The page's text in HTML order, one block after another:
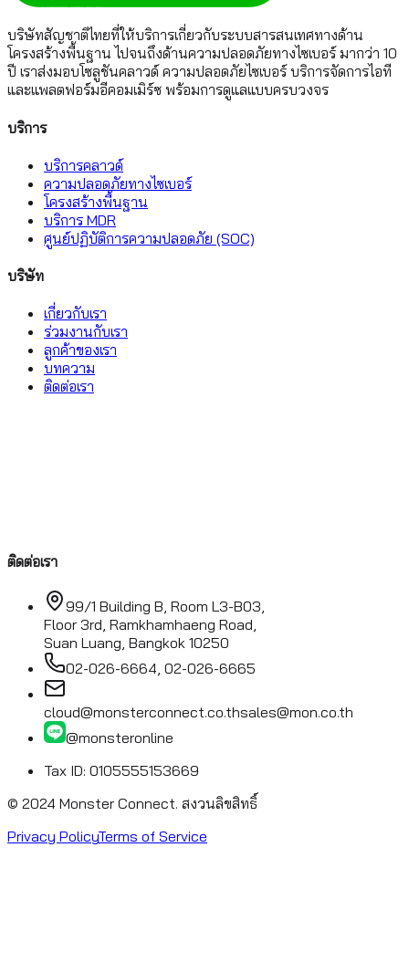
บริษัทสัญชาติไทยที่ให้บริการเกี่ยวกับระบบสารสนเทศทางด้าน
โครงสร้างพื้นฐาน ไปจนถึงด้านความปลอดภัยทางไซเบอร์ มากว่า 10
ปี เราส่งมอบโซลูชันคลาวด์ ความปลอดภัยไซเบอร์ บริการจัดการไอที
และแพลตฟอร์มอีคอมเมิร์ซ พร้อมการดูแลแบบครบวงจร
บริการ
บริการคลาวด์
ความปลอดภัยทางไซเบอร์
โครงสร้างพื้นฐาน
บริการ MDR
ศูนย์ปฏิบัติการความปลอดภัย (SOC)
บริษัท
เกี่ยวกับเรา
ร่วมงานกับเรา
ลูกค้าของเรา
บทความ
ติดต่อเรา
ติดต่อเรา
99/1 Building B, Room L3-B03,
Floor 3rd, Ramkhamhaeng Road,
Suan Luang, Bangkok 10250
02-026-6664, 02-026-6665
cloud@monsterconnect.co.thsales@mon.co.th
@monsteronline
Tax ID: 0105555153669
© 2024 Monster Connect. สงวนลิขสิทธิ์
Privacy PolicyTerms of Service